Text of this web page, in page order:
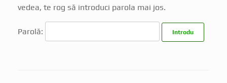
vedea, te rog să introduci parola mai jos.
Parolă: